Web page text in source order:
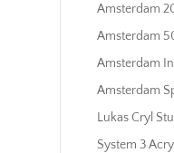
Amsterdam
Amsterdam
Amsterdam
Amsterdam
Lukas Cryl
System 3